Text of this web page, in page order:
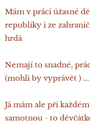
Mám v práci úžasné
republiky i ze
hrdá
Nemají to snadné,
(mohli by vyprávět ) ...
Já mám ale při
samotnou - to